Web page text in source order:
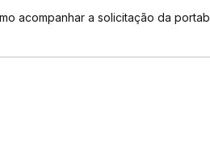
acompanhar a solicitação da